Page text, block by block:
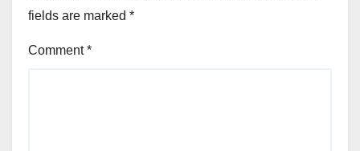
fields are marked *
Comment*